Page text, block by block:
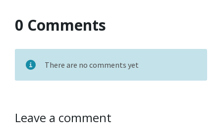
0 Comments
There are no comments yet
Leave a comment